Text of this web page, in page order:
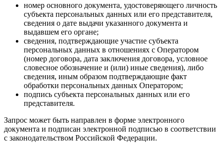
номер основного документа, удостоверяющего личность
субъекта персональных данных или его представителя,
сведения о дате выдачи указанного документа и
выдавшем его органе;
сведения, подтверждающие участие субъекта
персональных данных в отношениях с Оператором
(номер договора, дата заключения договора, условное
словесное обозначение и (или) иные сведения), либо
сведения, иным образом подтверждающие факт
обработки персональных данных Оператором;
подпись субъекта персональных данных или его
представителя.
Запрос может быть направлен в форме электронного
документа и подписан электронной подписью в соответствии
с законодательством Российской Федерации.